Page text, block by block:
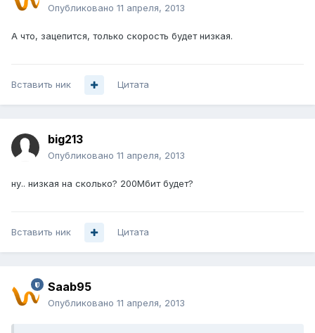
Опубликовано 11 апреля, 2013
А что, зацепится, только скорость будет низкая.
Вставить ник Цитата
big213
Опубликовано 11 апреля, 2013
ну.. низкая на сколько? 200Мбит будет?
Вставить ник Цитата
Saab95
Опубликовано 11 апреля, 2013